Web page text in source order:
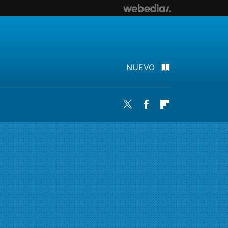
NUEVO
Twitter Facebook